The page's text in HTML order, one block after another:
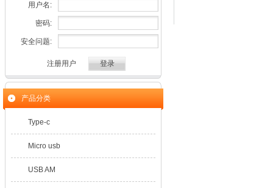
用户名:
密码:
安全问题:
注册用户
产品分类
Type-c
Micro usb
USB AM